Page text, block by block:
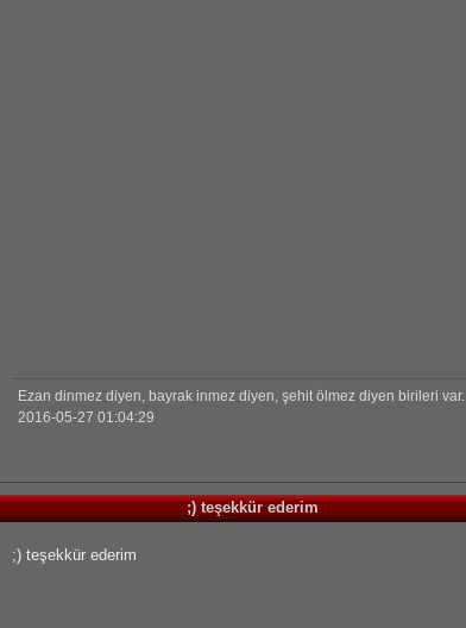
Ezan dinmez diyen, bayrak inmez diyen, şehit ölmez diyen birileri var.
2016-05-27 01:04:29
;) teşekkür ederim
;) teşekkür ederim